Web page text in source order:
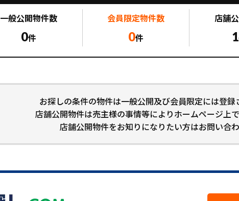
一般公開物件数
0件
会員限定物件数
0件
店舗
お探しの条件の物件は一般公開及び会員限定には登録
店舗公開物件は売主様の事情等によりホームページ上
店舗公開物件をお知りになりたい方はお問い合わ